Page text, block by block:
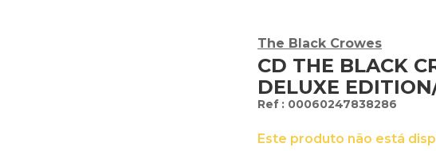
The Black Crowes
CD THE BLACK
DELUXE
: 00060247838286
Este produto não está